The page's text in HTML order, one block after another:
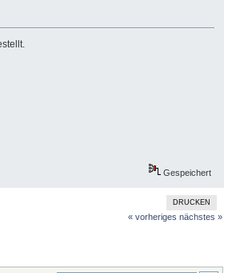
Gespeichert
DRUCKEN
« vorheriges nächstes »